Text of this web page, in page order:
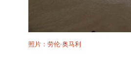
照片：劳伦·奥马利